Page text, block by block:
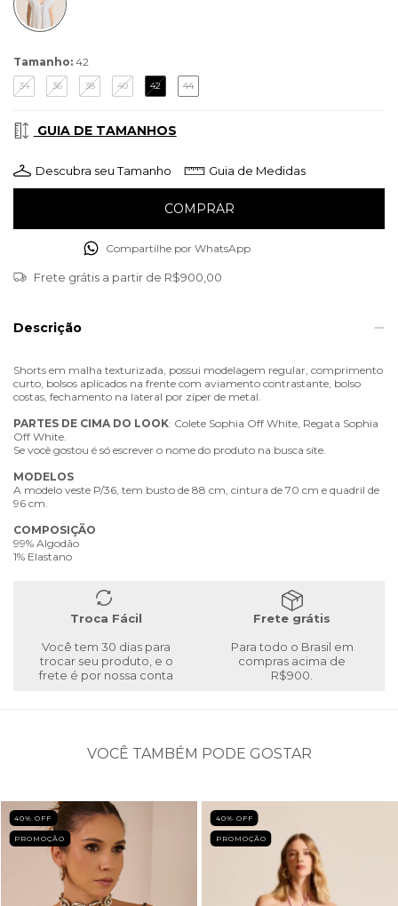
Tamanho: 42
34 36 38 40 42 44
GUIA DE TAMANHOS
Descubra seu Tamanho Guia de Medidas
Compartilhe por WhatsApp
Frete grátis a partir de R$900,00
Descrição
Shorts em malha texturizada, possui modelagem regular, comprimento
curto, bolsos aplicados na frente com aviamento contrastante, bolso
costas, fechamento na lateral por zíper de metal.
PARTES DE CIMA DO LOOK: Colete Sophia Off White, Regata Sophia
Off White.
Se você gostou é só escrever o nome do produto na busca site.
MODELOS
A modelo veste P/36, tem busto de 88 cm, cintura de 70 cm e quadril de
96 cm.
COMPOSIÇÃO
99% Algodão
1% Elastano
Troca Fácil
Você tem 30 dias para
trocar seu produto, e o
frete é por nossa conta
Frete grátis
Para todo o Brasil em
compras acima de
R$900.
VOCÊ TAMBÉM PODE GOSTAR
40% OFF
PROMOÇÃO
40% OFF
PROMOÇÃO